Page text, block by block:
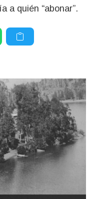
a quién “abonar”.